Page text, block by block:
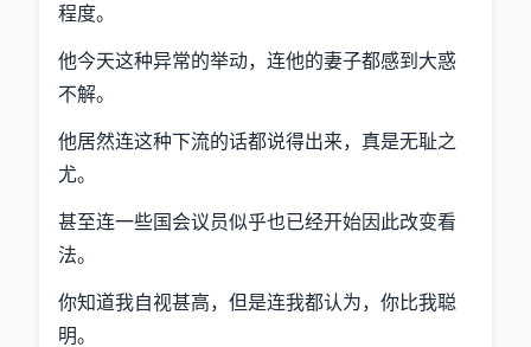
程度。
他今天这种异常的举动，连他的妻子都感到大惑
不解。
他居然连这种下流的话都说得出来，真是无耻之
尤。
甚至连一些国会议员似乎也已经开始因此改变看
法。
你知道我自视甚高，但是连我都认为，你比我聪
明。